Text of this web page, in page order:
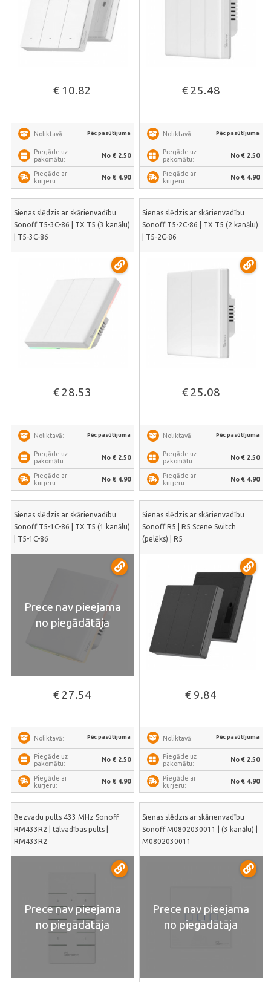
€ 10.82
Noliktavā: Pēc pasūtījuma
Piegāde uz
pakomātu:
No € 2.50
Piegāde ar
kurjeru:
No € 4.90
€ 25.48
Noliktavā: Pēc pasūtījuma
Piegāde uz
pakomātu:
No € 2.50
Piegāde ar
kurjeru:
No € 4.90
Sienas slēdzis ar skārienvadību
Sonoff T5-3C-86 | TX T5 (3 kanālu)
| T5-3C-86
€ 28.53
Noliktavā: Pēc pasūtījuma
Piegāde uz
pakomātu:
No € 2.50
Piegāde ar
kurjeru:
No € 4.90
Sienas slēdzis ar skārienvadību
Sonoff T5-2C-86 | TX T5 (2 kanālu)
| T5-2C-86
€ 25.08
Noliktavā: Pēc pasūtījuma
Piegāde uz
pakomātu:
No € 2.50
Piegāde ar
kurjeru:
No € 4.90
Sienas slēdzis ar skārienvadību
Sonoff T5-1C-86 | TX T5 (1 kanālu)
| T5-1C-86
Prece nav pieejama
no piegādātāja
€ 27.54
Noliktavā: Pēc pasūtījuma
Piegāde uz
pakomātu:
No € 2.50
Piegāde ar
kurjeru:
No € 4.90
Sienas slēdzis ar skārienvadību
Sonoff R5 | R5 Scene Switch
(pelēks) | R5
€ 9.84
Noliktavā: Pēc pasūtījuma
Piegāde uz
pakomātu:
No € 2.50
Piegāde ar
kurjeru:
No € 4.90
Bezvadu pults 433 MHz Sonoff
RM433R2 | tālvadības pults |
RM433R2
Prece nav pieejama
no piegādātāja
Sienas slēdzis ar skārienvadību
Sonoff M0802030011 | (3 kanālu) |
M0802030011
Prece nav pieejama
no piegādātāja